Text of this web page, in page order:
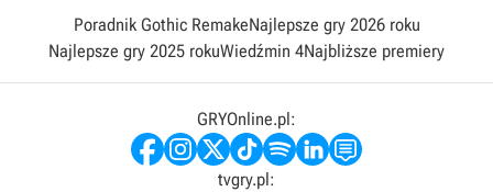
Poradnik Gothic RemakeNajlepsze gry 2026 roku
Najlepsze gry 2025 rokuWiedźmin 4Najbliższe premiery
GRYOnline.pl:
tvgry.pl: